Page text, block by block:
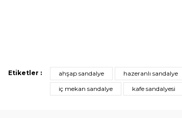
Etiketler : ahşap sandalye hazeranlı sandalye
iç mekan sandalye
kafe sandalyesi